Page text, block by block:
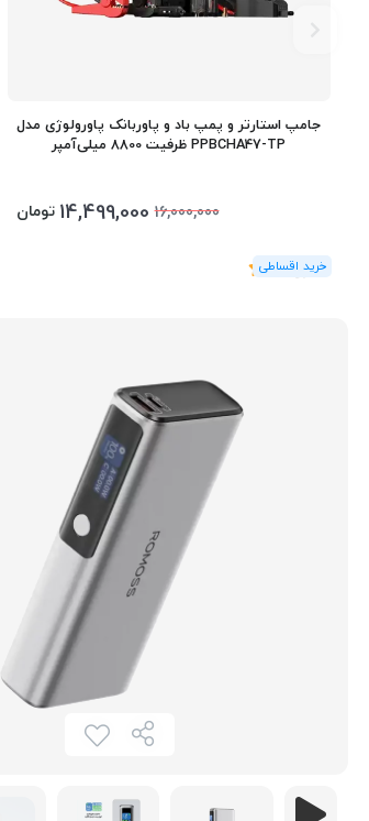
جامپ استارتر و پمپ باد و پاوربانک پاورولوژی مدل
PPBCHA47-TP ظرفیت 8800 میلی‌آمپر
16,000,000
14,499,000 تومان
(1رای)
5